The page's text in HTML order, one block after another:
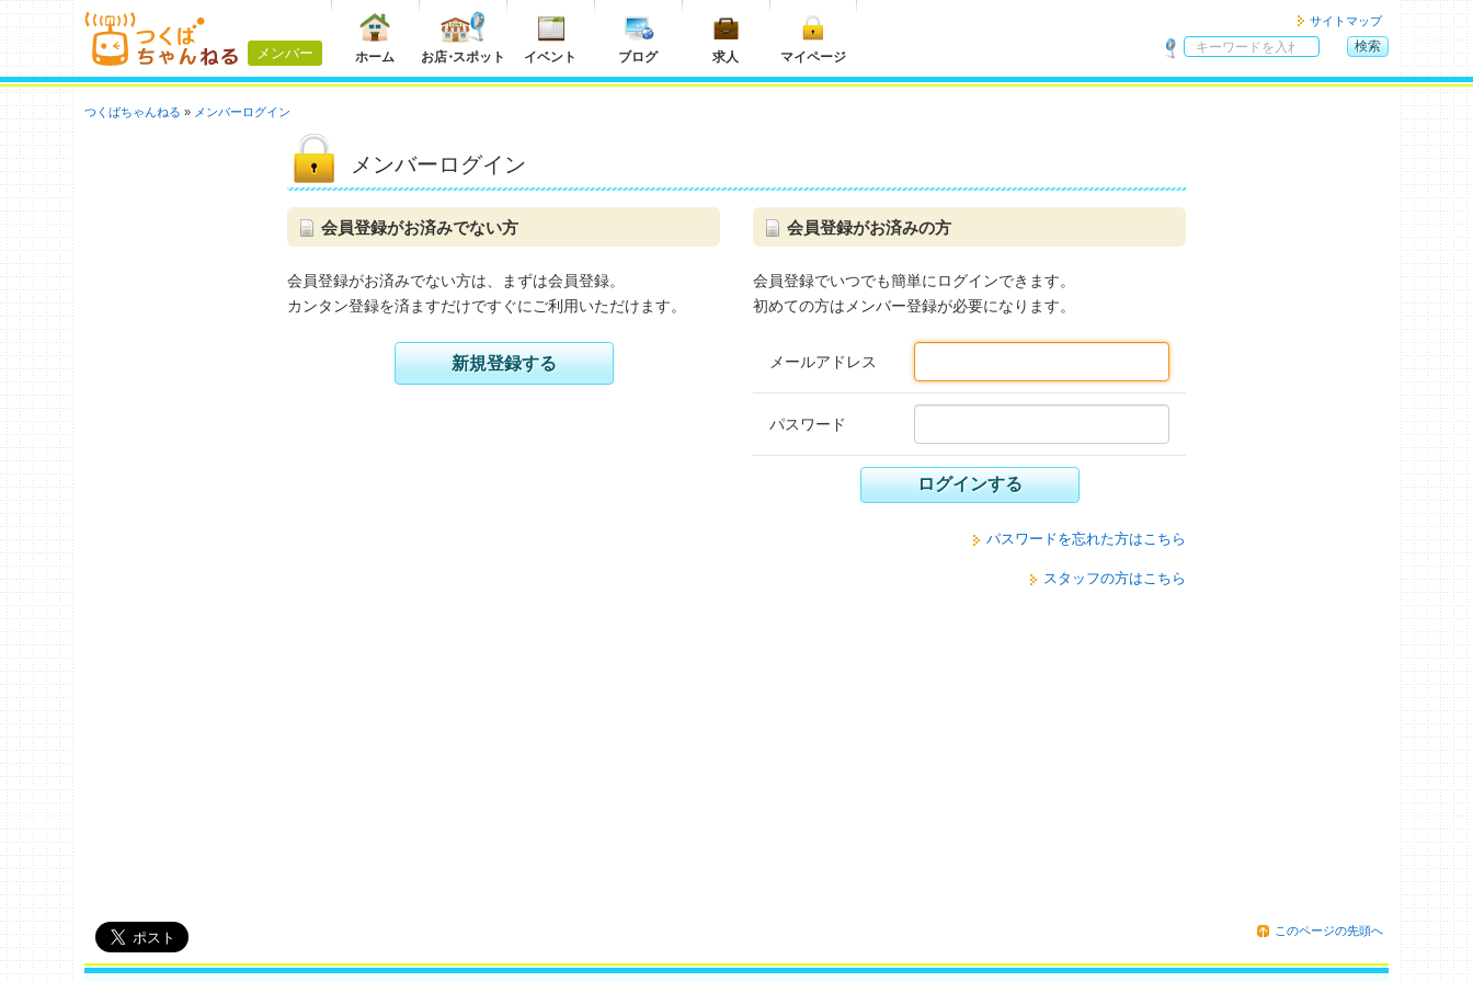
メンバー ホーム お店・スポット イベント ブログ 求人 マイページ
サイトマップ
検索
つくばちゃんねる メンバーログイン
メンバーログイン
会員登録がお済みの方
会員登録でいつでも簡単にログインできます。
初めての方はメンバー登録が必要になります。
メールアドレス
パスワード
ログインする
パスワードを忘れた方はこちら
スタッフの方はこちら
会員登録がお済みでない方
会員登録がお済みでない方は、まずは会員登録。
カンタン登録を済ますだけですぐにご利用いただけます。
新規登録する
このページの先頭へ